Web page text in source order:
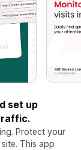
set up
Protect your
This app